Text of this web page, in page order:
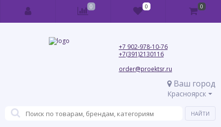
+7 902-978-10-76
+7(391)2130116
order@proektsr.ru
Ваш город
Красноярск
0 0 0